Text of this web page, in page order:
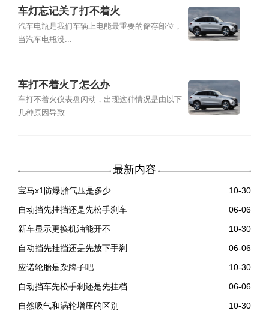
车灯忘记关了打不着火
汽车电瓶是我们车辆上电能最重要的储存部位，
当汽车电瓶没...
车打不着火了怎么办
车打不着火仪表盘闪动，出现这种情况是由以下
几种原因导致...
最新内容
宝马x1防爆胎气压是多少
10-30
自动挡先挂挡还是先松手刹车
06-06
新车显示更换机油能开不
10-30
自动挡先挂挡还是先放下手刹
06-06
应诺轮胎是杂牌子吧
10-30
自动挡车先松手刹还是先挂档
06-06
自然吸气和涡轮增压的区别
10-30